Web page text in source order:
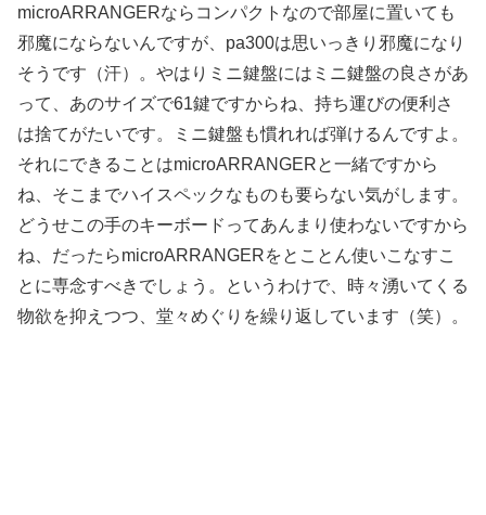
microARRANGERならコンパクトなので部屋に置いても
邪魔にならないんですが、pa300は思いっきり邪魔になり
そうです（汗）。やはりミニ鍵盤にはミニ鍵盤の良さがあ
って、あのサイズで61鍵ですからね、持ち運びの便利さ
は捨てがたいです。ミニ鍵盤も慣れれば弾けるんですよ。
それにできることはmicroARRANGERと一緒ですから
ね、そこまでハイスペックなものも要らない気がします。
どうせこの手のキーボードってあんまり使わないですから
ね、だったらmicroARRANGERをとことん使いこなすこ
とに専念すべきでしょう。というわけで、時々湧いてくる
物欲を抑えつつ、堂々めぐりを繰り返しています（笑）。